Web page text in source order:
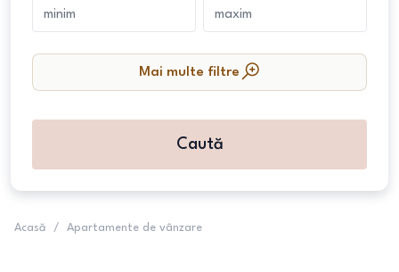
Mai multe filtre
Caută
Acasă / Apartamente de vânzare